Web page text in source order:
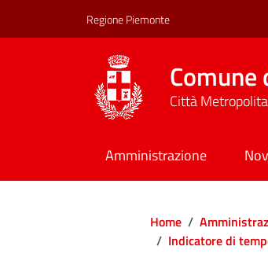
Regione Piemonte
Comune
Città
Amministrazione
Home /
/ Indicatore di